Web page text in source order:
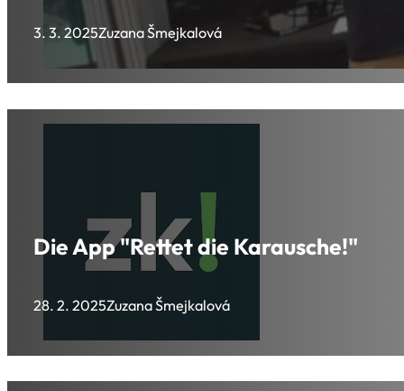
3. 3. 2025Zuzana Šmejkalová
Die App "Rettet die Karausche!"
28. 2. 2025Zuzana Šmejkalová